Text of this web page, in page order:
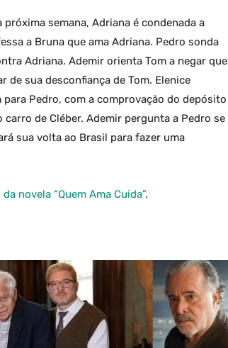
semana, Adriana é condenada a
a Bruna que ama Adriana. Pedro sonda
Adriana. Ademir orienta Tom a negar que
sua desconfiança de Tom. Elenice
Pedro, com a comprovação do depósito
de Cléber. Ademir pergunta a Pedro se
sua volta ao Brasil para fazer uma
novela “Quem Ama Cuida”.